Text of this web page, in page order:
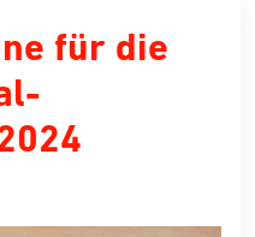
für die